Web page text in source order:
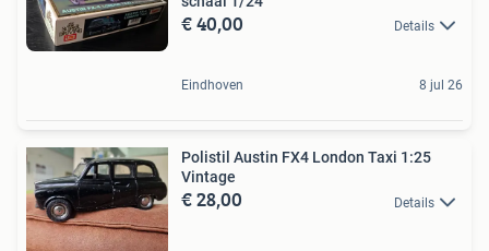
€ 40,00 Details
Eindhoven 8 jul 26
Polistil Austin FX4 London Taxi 1:25
Vintage
€ 28,00 Details